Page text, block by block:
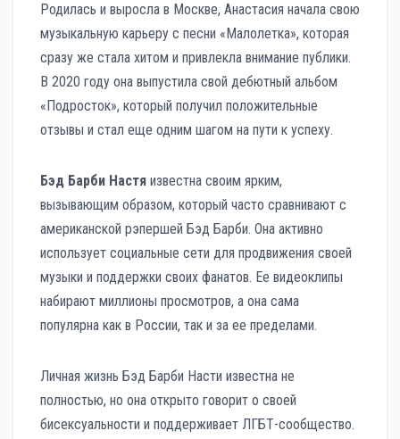
Родилась и выросла в Москве, Анастасия начала свою
музыкальную карьеру с песни «Малолетка», которая
сразу же стала хитом и привлекла внимание публики.
В 2020 году она выпустила свой дебютный альбом
«Подросток», который получил положительные
отзывы и стал еще одним шагом на пути к успеху.
Бэд Барби Настя известна своим ярким,
вызывающим образом, который часто сравнивают с
американской рэпершей Бэд Барби. Она активно
использует социальные сети для продвижения своей
музыки и поддержки своих фанатов. Ее видеоклипы
набирают миллионы просмотров, а она сама
популярна как в России, так и за ее пределами.
Личная жизнь Бэд Барби Насти известна не
полностью, но она открыто говорит о своей
бисексуальности и поддерживает ЛГБТ-сообщество.